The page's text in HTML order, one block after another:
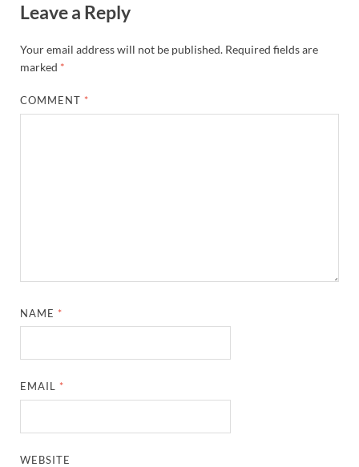
Leave a Reply
Your email address will not be published. Required fields are
marked *
COMMENT *
NAME *
EMAIL *
WEBSITE